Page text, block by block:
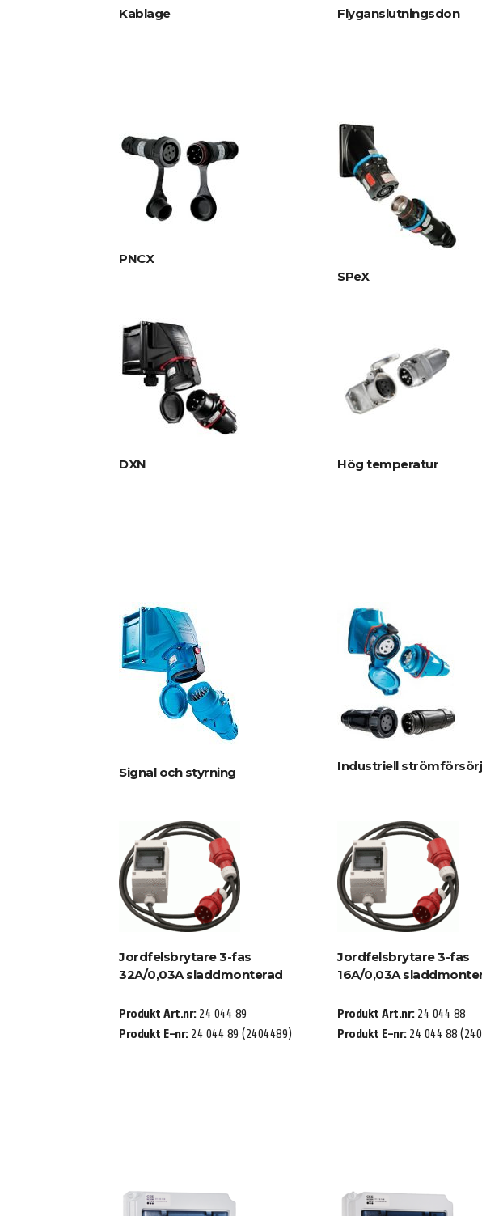
Kablage Flyganslutningsdon
PNCX
SPeX
DXN Hög temperatur
Signal och styrning Industriell
Jordfelsbrytare 3-fas
32A/0,03A sladdmonterad
Produkt Art.nr:24 044 89
Produkt E-nr:24 044 89 (2404489)
Jordfelsbrytare 3-fas
16A/0,03A
Produkt Art.nr:24 044 88
Produkt E-nr:24 044 88